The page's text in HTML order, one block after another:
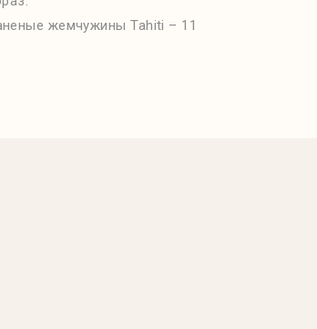
жемчужины Tahiti – 11